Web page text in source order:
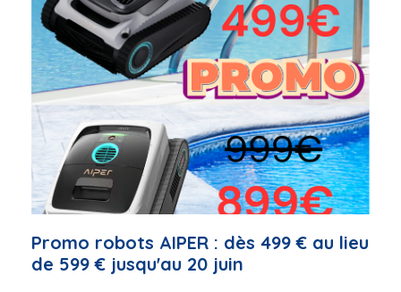
Promo robots AIPER : dès 499 € au lieu
de 599 € jusqu'au 20 juin